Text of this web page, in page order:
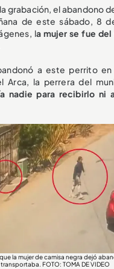
grabación, el abandono
de este sábado, 8
la mujer se fue
a este perrito
Arca, la perrera del
nadie para recibirlo ni
la mujer de camisa negra dejó
FOTO: TOMA DE VIDEO